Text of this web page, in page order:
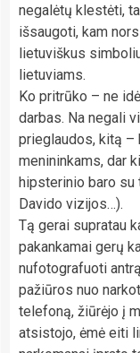
negalėtų klestėti,
išsaugoti, kam
lietuviškus
lietuviams.
Ko pritrūko – ne
darbas. Na negali
prieglaudos, kitą –
menininkams, dar
hipsterinio baro
Davido vizijos…).
Tą gerai supratau
pakankamai gerų
nufotografuoti
pažiūros nuo
telefoną, žiūrėjo į
atsistojo, ėmė eiti